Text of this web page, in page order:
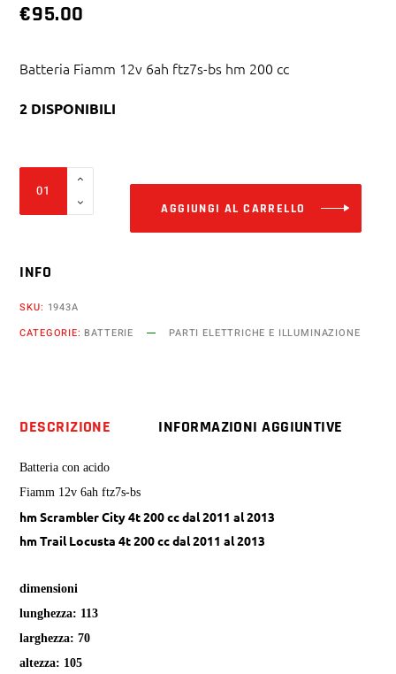
€95.00
Batteria Fiamm 12v 6ah ftz7s-bs hm 200 cc
2 DISPONIBILI
Fiamm
ftz7s-
4t
quantity
AGGIUNGI AL CARRELLO
INFO
SKU: 1943A
CATEGORIE: BATTERIE PARTI ELETTRICHE E ILLUMINAZIONE
DESCRIZIONE INFORMAZIONI AGGIUNTIVE
Batteria con acido
Fiamm 12v 6ah ftz7s-bs
hm Scrambler City 4t 200 cc dal 2011 al 2013
hm Trail Locusta 4t 200 cc dal 2011 al 2013
dimensioni
lunghezza: 113
larghezza: 70
altezza: 105